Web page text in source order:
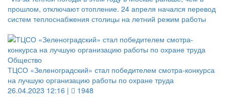
прошлом, отключают отопление. 24 апреля начался перевод
систем теплоснабжения столицы на летний режим работы
Общество
ТЦСО «Зеленоградский» стал победителем смотра-конкурса
на лучшую организацию работы по охране труда
26.04.2023 12:16 |
1948